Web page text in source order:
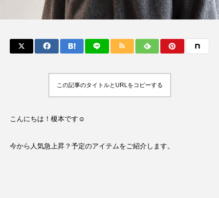
この記事のタイトルとURLをコピーする
こんにちは！榎本です☺
今から人気急上昇？予定のアイテムをご紹介します。